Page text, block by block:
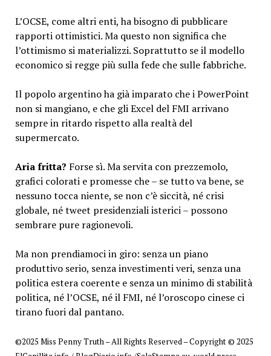
L’OCSE, come altri enti, ha bisogno di pubblicare
rapporti ottimistici. Ma questo non significa che
l’ottimismo si materializzi. Soprattutto se il modello
economico si regge più sulla fede che sulle fabbriche.
Il popolo argentino ha già imparato che i PowerPoint
non si mangiano, e che gli Excel del FMI arrivano
sempre in ritardo rispetto alla realtà del
supermercato.
Aria fritta? Forse sì. Ma servita con prezzemolo,
grafici colorati e promesse che – se tutto va bene, se
nessuno tocca niente, se non c’è siccità, né crisi
globale, né tweet presidenziali isterici – possono
sembrare pure ragionevoli.
Ma non prendiamoci in giro: senza un piano
produttivo serio, senza investimenti veri, senza una
politica estera coerente e senza un minimo di stabilità
politica, né l’OCSE, né il FMI, né l’oroscopo cinese ci
tirano fuori dal pantano.
©2025 Miss Penny Truth – All Rights Reserved – Copyright © 2025